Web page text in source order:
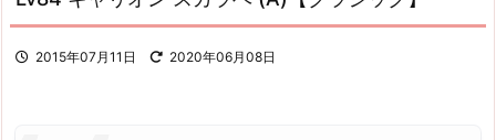
2015年07月11日 2020年06月08日